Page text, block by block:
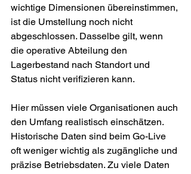
wichtige Dimensionen übereinstimmen,
ist die Umstellung noch nicht
abgeschlossen. Dasselbe gilt, wenn
die operative Abteilung den
Lagerbestand nach Standort und
Status nicht verifizieren kann.
Hier müssen viele Organisationen auch
den Umfang realistisch einschätzen.
Historische Daten sind beim Go-Live
oft weniger wichtig als zugängliche und
präzise Betriebsdaten. Zu viele Daten